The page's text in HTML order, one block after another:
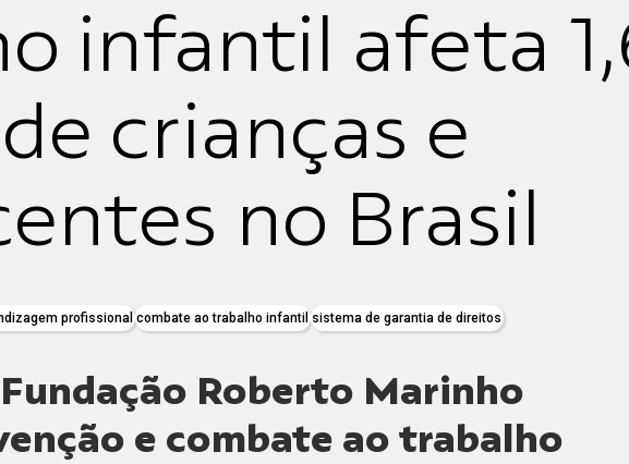
infantil afeta
crianças e
no Brasil
profissional combate ao trabalho infantil sistema de garantia de direitos
Roberto Marinho
e combate ao trabalho